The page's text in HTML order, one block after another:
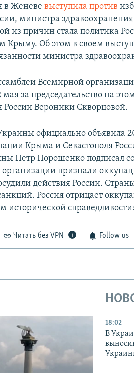
в Женевевыступила против
министра
из причин стала политика
Крыму. Об этом в своем
министра
Всемирной
мая за председательство на
России Вероники Скворцовой.
официально объявила
Крыма и Севастополя
Петр Порошенко подписал
признали
действия России.
Россия отрицает
исторической
Читать без VPN Follow us
18:02
В